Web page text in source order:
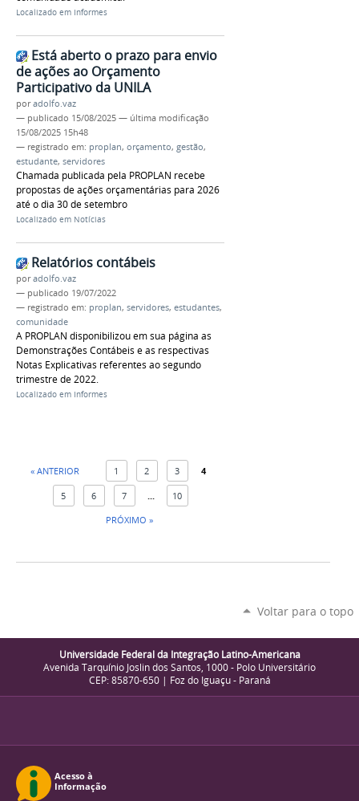
Localizado em Informes
Está aberto o prazo para envio
de ações ao Orçamento
Participativo da UNILA
poradolfo.vaz
— publicado 15/08/2025 — última modificação
15/08/2025 15h48
— registrado em: proplan, orçamento, gestão,
estudante, servidores
Chamada publicada pela PROPLAN recebe
propostas de ações orçamentárias para 2026
até o dia 30 de setembro
Localizado em Notícias
Relatórios contábeis
poradolfo.vaz
— publicado 19/07/2022
— registrado em: proplan, servidores, estudantes,
comunidade
A PROPLAN disponibilizou em sua página as
Demonstrações Contábeis e as respectivas
Notas Explicativas referentes ao segundo
trimestre de 2022.
Localizado em Informes
« ANTERIOR 1 2 3 4
5 6 7
10
PRÓXIMO »
Voltar para o topo
Universidade Federal da Integração Latino-Americana
Avenida Tarquínio Joslin dos Santos, 1000 - Polo Universitário
CEP: 85870-650 | Foz do Iguaçu - Paraná